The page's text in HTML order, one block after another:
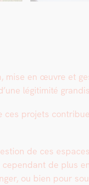
mise en œuvre et
légitim­ité
ces pro­jets
de ces
cepen­dant de plus
ou bien pour